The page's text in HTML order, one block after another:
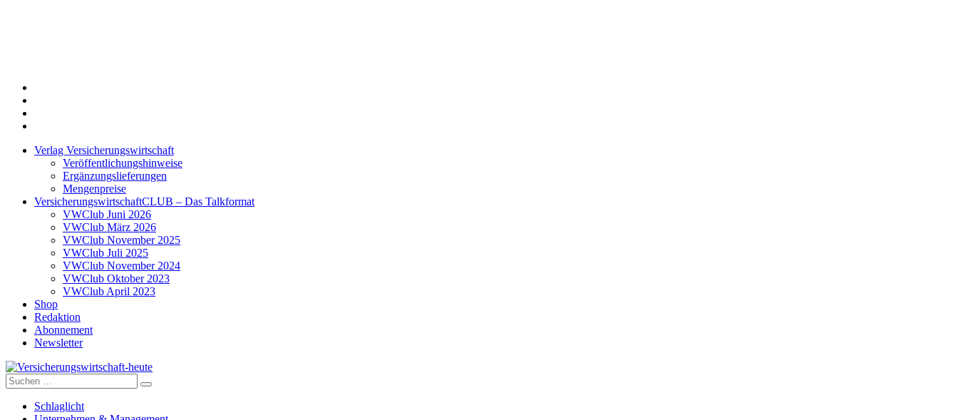
Verlag Versicherungswirtschaft
Veröffentlichungshinweise
Ergänzungslieferungen
Mengenpreise
VersicherungswirtschaftCLUB – Das Talkformat
VWClub Juni 2026
VWClub März 2026
VWClub November 2025
VWClub Juli 2025
VWClub November 2024
VWClub Oktober 2023
VWClub April 2023
Shop
Redaktion
Abonnement
Newsletter
Versicherungswirtschaft-heute
Suche
nach:
Schlaglicht